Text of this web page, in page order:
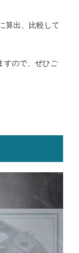
算出、比較して
すので、ぜひご